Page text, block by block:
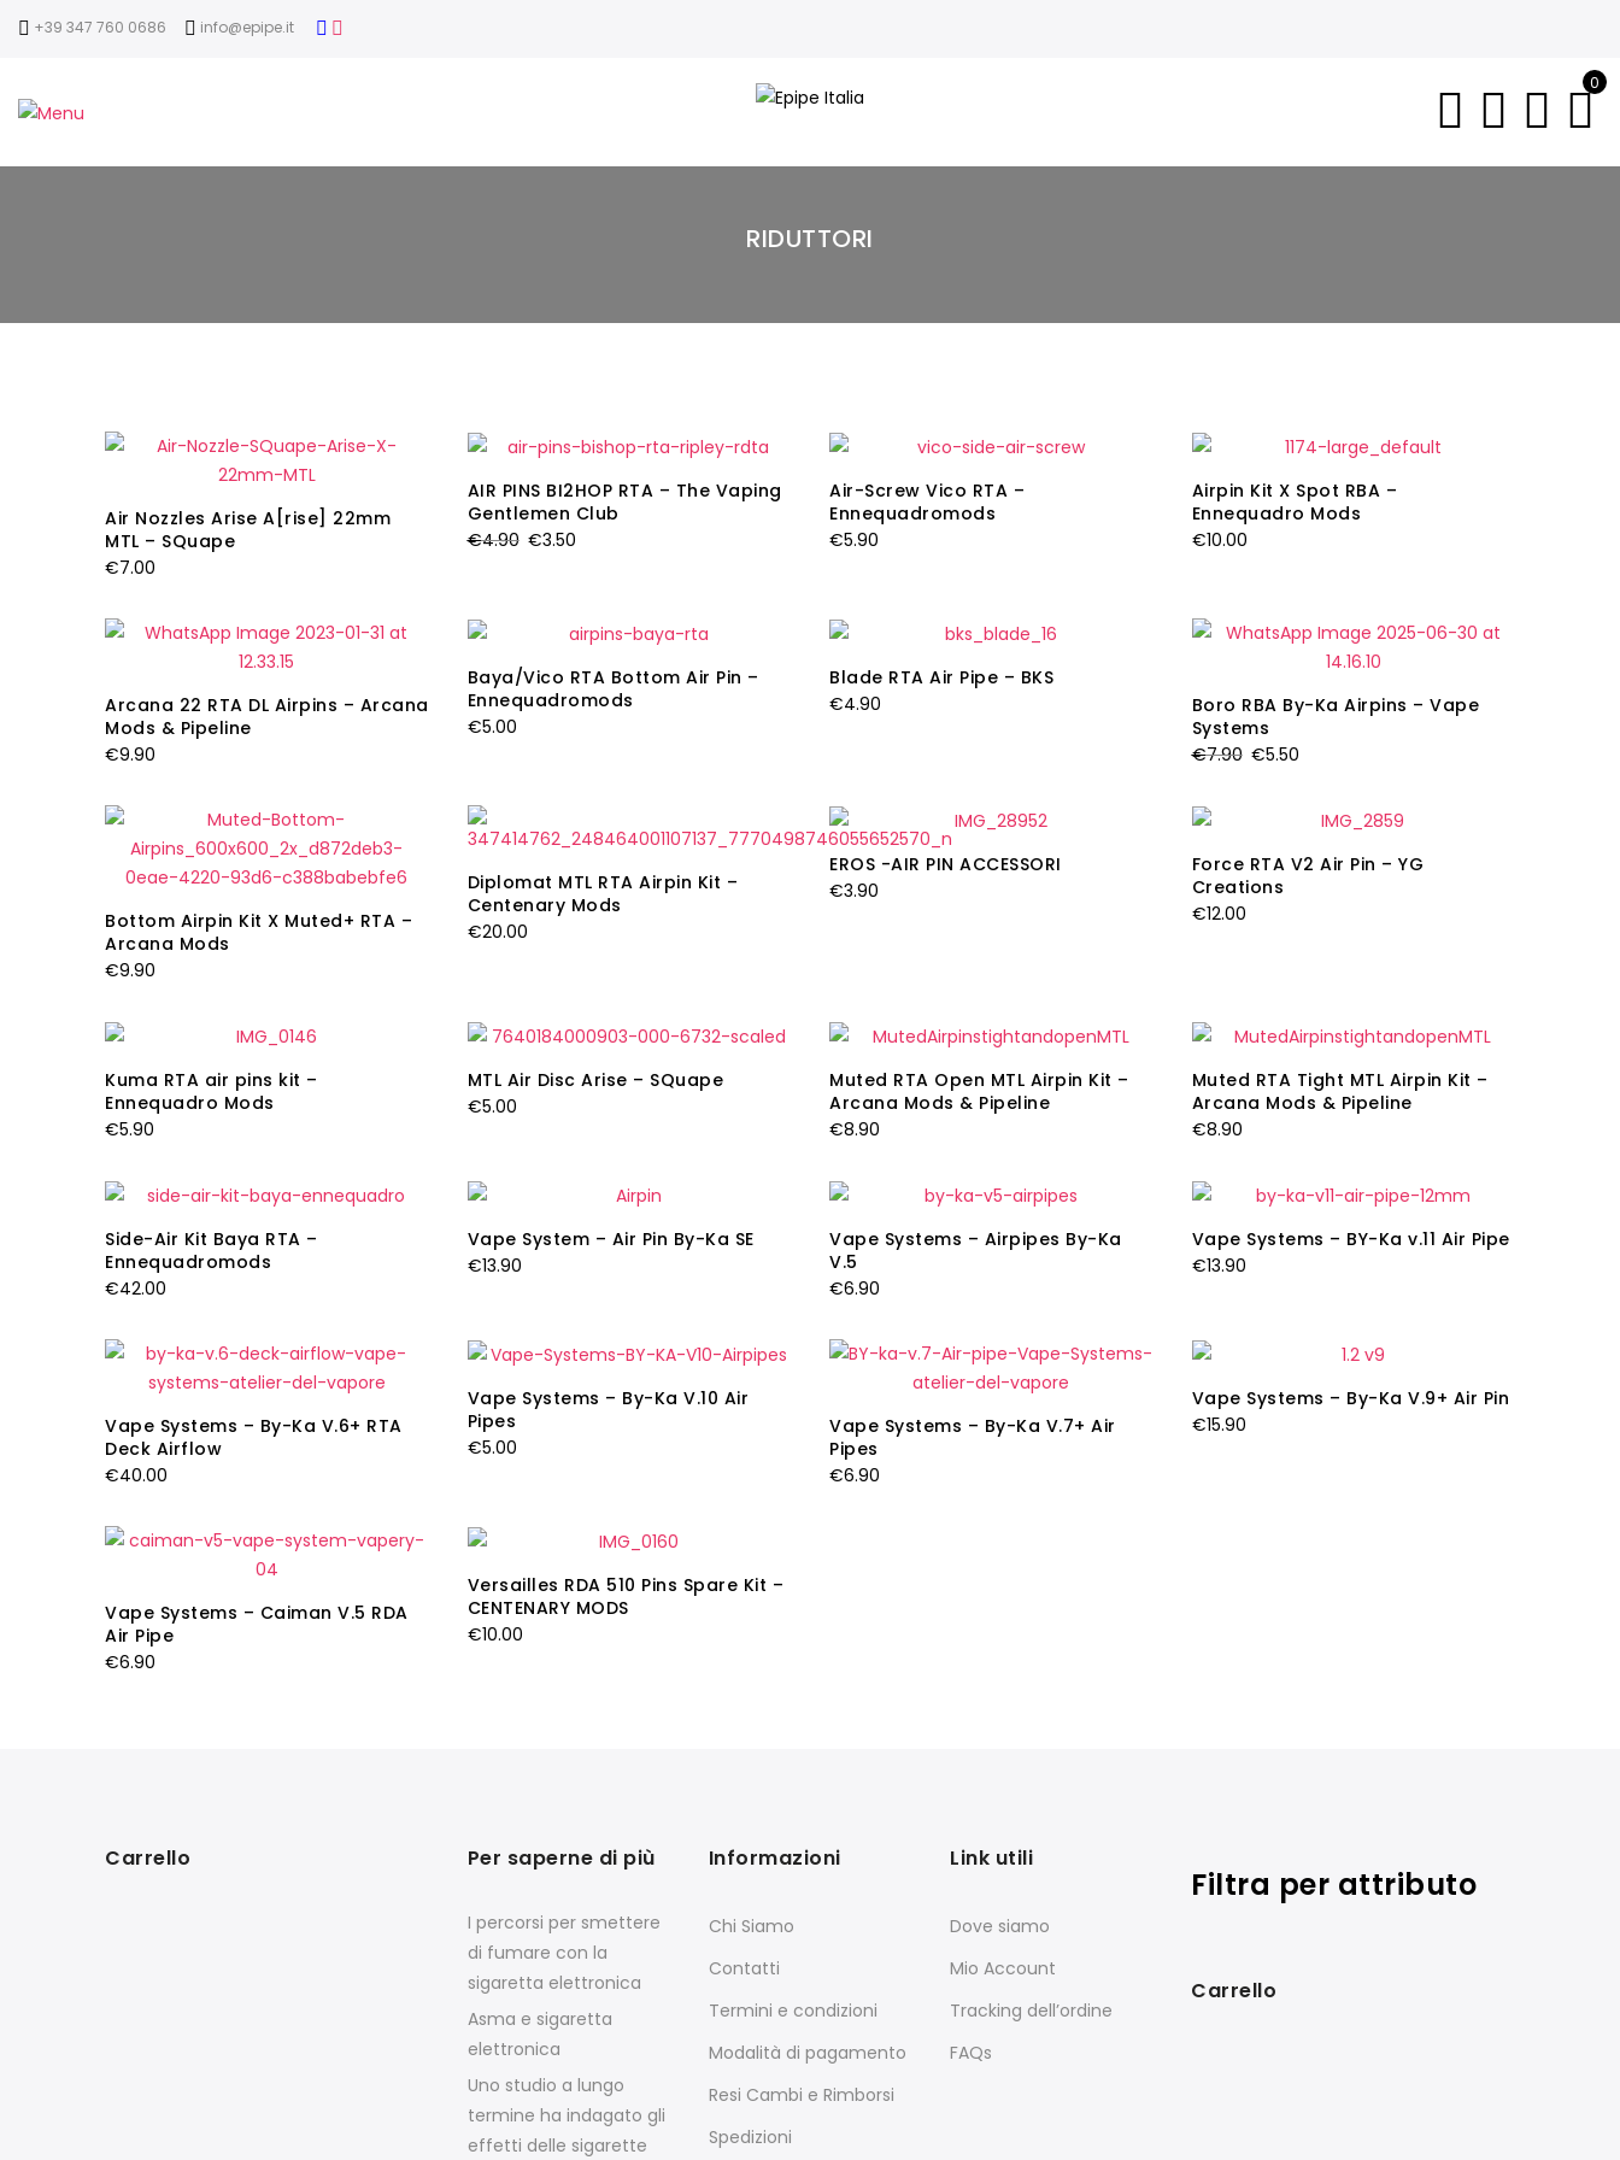
+39 347 760 0686 info@epipe.it
0
RIDUTTORI
Air Nozzles Arise A[rise] 22mm
MTL – SQuape
€7.00
AIR PINS BI2HOP RTA – The Vaping
Gentlemen Club
€4.90 Il€3.50Il
è:
Air-Screw Vico RTA –
Ennequadromods
€5.90
Airpin Kit X Spot RBA –
Ennequadro Mods
€10.00
Arcana 22 RTA DL Airpins – Arcana
Mods & Pipeline
€9.90
Baya/Vico RTA Bottom Air Pin –
Ennequadromods
€5.00
Blade RTA Air Pipe – BKS
€4.90
Boro RBA By-Ka Airpins – Vape
Systems
€7.90 Il
€7.90.
€5.50Il
attuale
€5.50.
Bottom Airpin Kit X Muted+ RTA –
Arcana Mods
€9.90
Diplomat MTL RTA Airpin Kit –
Centenary Mods
€20.00
EROS -AIR PIN ACCESSORI
€3.90
Force RTA V2 Air Pin – YG
Creations
€12.00
Kuma RTA air pins kit –
Ennequadro Mods
€5.90
MTL Air Disc Arise – SQuape
€5.00
Muted RTA Open MTL Airpin Kit –
Arcana Mods & Pipeline
€8.90
Muted RTA Tight MTL Airpin Kit –
Arcana Mods & Pipeline
€8.90
Side-Air Kit Baya RTA –
Ennequadromods
€42.00
Vape System – Air Pin By-Ka SE
€13.90
Vape Systems – Airpipes By-Ka
V.5
€6.90
Vape Systems – BY-Ka v.11 Air Pipe
€13.90
Vape Systems – By-Ka V.6+ RTA
Deck Airflow
€40.00
Vape Systems – By-Ka V.10 Air
Pipes
€5.00
Vape Systems – By-Ka V.7+ Air
Pipes
€6.90
Vape Systems – By-Ka V.9+ Air Pin
€15.90
Vape Systems – Caiman V.5 RDA
Air Pipe
€6.90
Versailles RDA 510 Pins Spare Kit –
CENTENARY MODS
€10.00
Carrello Per saperne di più
I percorsi per smettere
di fumare con la
sigaretta elettronica
Asma e sigaretta
elettronica
Uno studio a lungo
termine ha indagato gli
effetti delle sigarette
Informazioni
Chi Siamo
Contatti
Termini e condizioni
Modalità di pagamento
Resi Cambi e Rimborsi
Spedizioni
Link utili
Dove siamo
Mio Account
Tracking dell’ordine
FAQs
Filtra per attributo
Carrello